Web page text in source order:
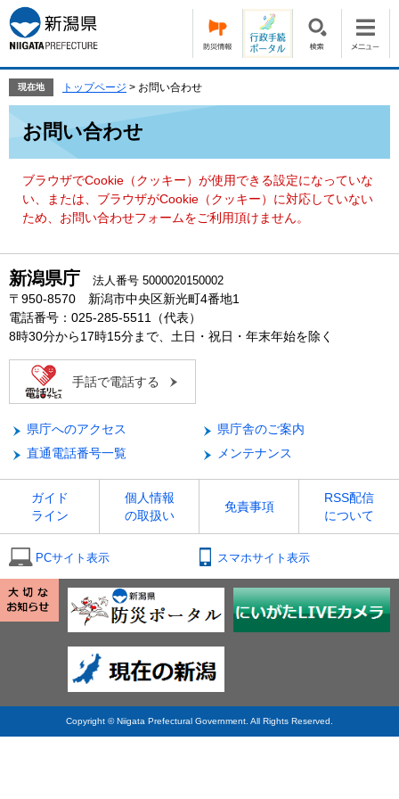
ー
ジ
の
頭
す。
ニ
ュ
ー
飛
て
現在地 トップページ > お問い合わせ
お問い合わせ
ブラウザでCookie（クッキー）が使用できる設定になっていな
い、または、ブラウザがCookie（クッキー）に対応していない
ため、お問い合わせフォームをご利用頂けません。
新潟県庁 法人番号 5000020150002
〒950-8570 新潟市中央区新光町4番地1
電話番号：025-285-5511（代表）
8時30分から17時15分まで、土日・祝日・年末年始を除く
手話で電話する
県庁へのアクセス
県庁舎のご案内
直通電話番号一覧
メンテナンス
ガイド
ライン
個人情報
の取扱い
免責事項
RSS配信
について
PCサイト表示 スマホサイト表示
Copyright © Niigata Prefectural Government. All Rights Reserved.